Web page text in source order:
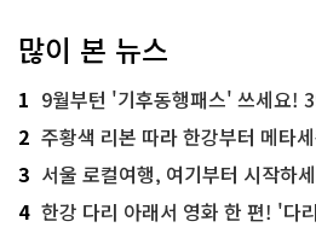
많이 본 뉴스
1 9월부턴 '기후동행패스' 쓰세요!
2 주황색 리본 따라 한강부터 메타세쿼이아
3 서울 로컬여행, 여기부터 시작하
4 한강 다리 아래서 영화 한 편! '다